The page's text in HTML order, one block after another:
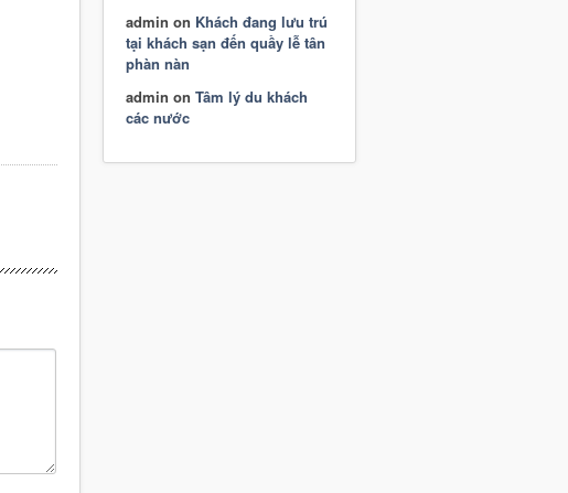
admin on Khách đang lưu trú
tại khách sạn đến quầy lễ tân
phàn nàn
admin on Tâm lý du khách
các nước